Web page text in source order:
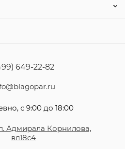
649-22-82
с 9:00 до 18:00
Адмирала Корнилова,
вл18с4